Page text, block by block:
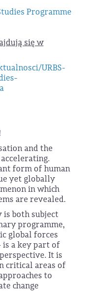
Programme
się w
URBS-
and the
form of human
yet globally
in which
are revealed.
is both subject
programme,
global forces
a key part of
It is
critical areas of
to
change